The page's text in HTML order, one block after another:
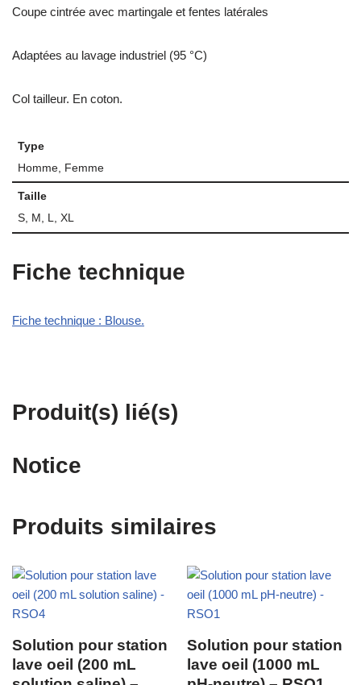
Coupe cintrée avec martingale et fentes latérales
Adaptées au lavage industriel (95 °C)
Col tailleur. En coton.
Type
Homme, Femme
Taille
S, M, L, XL
Fiche technique
Fiche technique : Blouse.
Produit(s) lié(s)
Notice
Produits similaires
Solution pour station
lave oeil (200 mL
Solution pour station
lave oeil (1000 mL